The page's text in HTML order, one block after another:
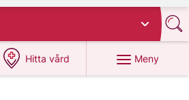
Hitta vård
på 1177.se
Meny